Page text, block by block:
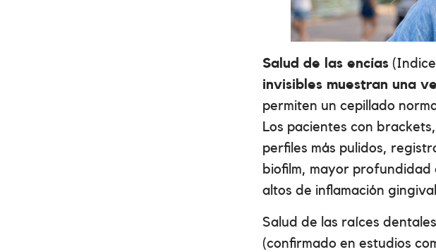
Salud de las encías
invisibles muestran una
permiten un cepillado
Los pacientes con
perfiles más pulidos,
biofilm, mayor profundidad
altos de inflamación
Salud de las raíces
(confirmado en estudios